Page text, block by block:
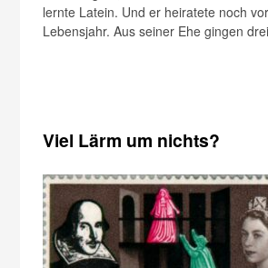
lernte Latein. Und er heiratete noch
Lebensjahr. Aus seiner Ehe gingen
Viel Lärm um nichts?